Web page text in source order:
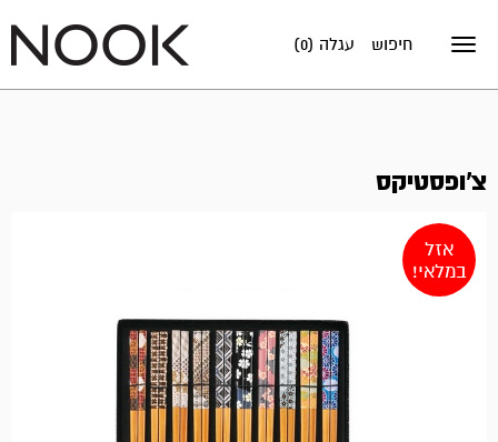
Toggle
עגלה (0) חיפוש
צ'ופסטיקס
אזל
במלאי!